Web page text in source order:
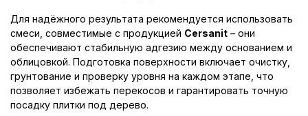
Для надёжного результата рекомендуется использовать
смеси, совместимые с продукцией Cersanit – они
обеспечивают стабильную адгезию между основанием и
облицовкой. Подготовка поверхности включает очистку,
грунтование и проверку уровня на каждом этапе, что
позволяет избежать перекосов и гарантировать точную
посадку плитки под дерево.